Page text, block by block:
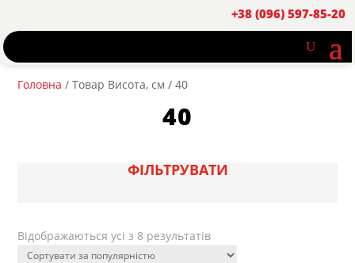
+38 (096) 597-85-20
Головна / Товар Висота, см / 40
40
ФІЛЬТРУВАТИ
Відображаються усі з 8 результатівSorted